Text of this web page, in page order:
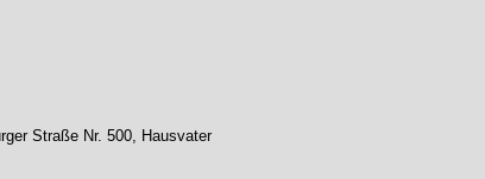
Straße Nr. 500, Hausvater